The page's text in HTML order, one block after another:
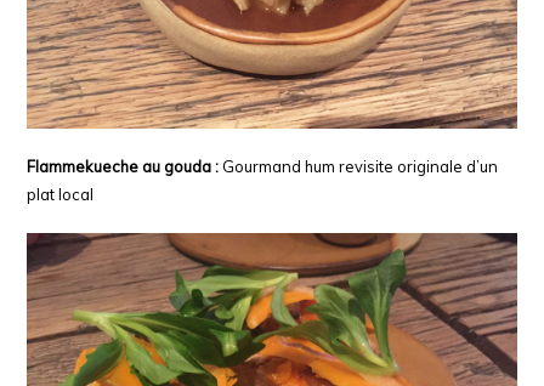
Flammekueche au gouda : Gourmand hum revisite originale d’un
plat local